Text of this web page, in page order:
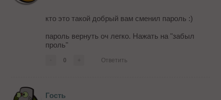
кто это такой добрый вам сменил пароль :)
пароль вернуть оч легко. Нажать на "забыл
проль"
0 Ответить
Гость